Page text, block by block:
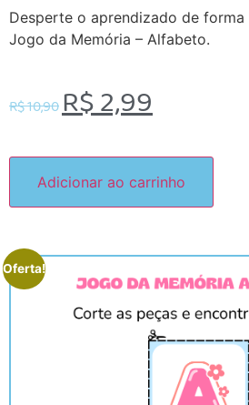
Desperte o aprendizado de
Jogo da Memória – Alfabeto.
R$10,90R$2,99
Adicionar ao carrinho
Oferta!